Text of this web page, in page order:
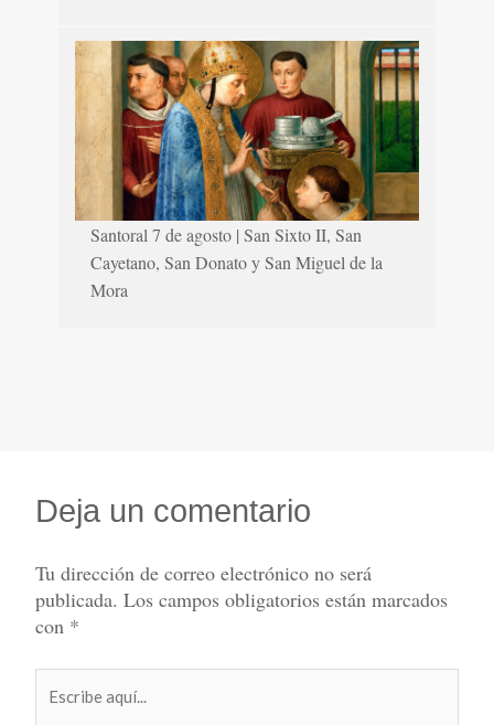
Santoral 7 de agosto | San Sixto II, San
Cayetano, San Donato y San Miguel de la
Mora
Deja un comentario
Tu dirección de correo electrónico no será
publicada. Los campos obligatorios están marcados
con *
aquí...